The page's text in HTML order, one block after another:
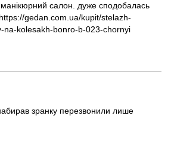
манікюрний салон. дуже сподобалась
https://gedan.com.ua/kupit/stelazh-
na-kolesakh-bonro-b-023-chornyi
зранку перезвонили лише